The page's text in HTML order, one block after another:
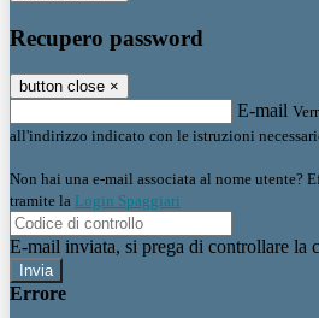
Recupero password
button close ×
E-mail
all'indirizzo indicato con le istruzioni
Non hai una e-mail associata al nome utente?
tramite la Login Spaggiari
E-mail inviata, si prega di controllare la
Errore